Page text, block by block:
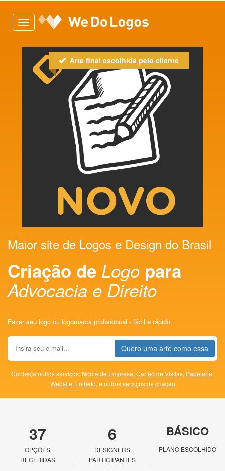
Toggle
navigation
Arte final escolhida pelo cliente
Maior site de Logos e Design do Brasil
Criação de Logo para
Advocacia e Direito
Fazer seu logo ou logomarca profissional - fácil e rápido.
Quero uma arte como essa
Conheça outros serviços: Nome de Empresa, Cartão de Visitas, Papelaria,
Website, Folheto, e outrosserviços de criação
37
OPÇÕES
RECEBIDAS
6
DESIGNERS
PARTICIPANTES
BÁSICO
PLANO ESCOLHIDO